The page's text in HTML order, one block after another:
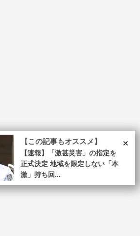
×
【この記事もオススメ】
【速報】「激甚災害」の指定を
正式決定 地域を限定しない「本
激」持ち回...